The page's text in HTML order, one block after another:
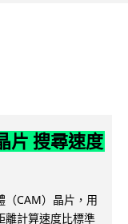
片 搜尋速度
（CAM）晶片，用
離計算速度比標準